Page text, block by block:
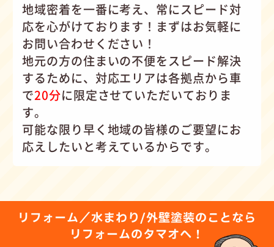
地域密着を一番に考え、常にスピード対
応を心がけております！まずはお気軽に
お問い合わせください！
地元の方の住まいの不便をスピード解決
するために、対応エリアは各拠点から車
で20分に限定させていただいておりま
す。
可能な限り早く地域の皆様のご要望にお
応えしたいと考えているからです。
リフォーム／水まわり/外壁塗装のことなら
リフォームのタマオへ！